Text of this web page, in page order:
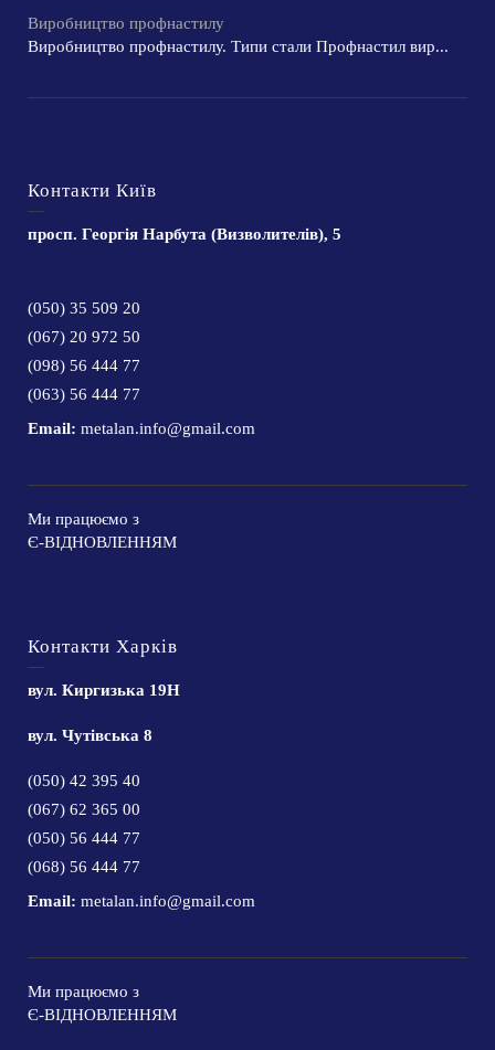
Виробництво профнастилу
Виробництво профнастилу. Типи стали Профнастил вир...
Контакти Київ
просп. Георгія Нарбута (Визволителів), 5
(050) 35 509 20
(067) 20 972 50
(098) 56 444 77
(063) 56 444 77
Email: metalan.info@gmail.com
Ми працюємо з
Є-ВІДНОВЛЕННЯМ
Контакти Харків
вул. Киргизька 19Н
вул. Чутівська 8
(050) 42 395 40
(067) 62 365 00
(050) 56 444 77
(068) 56 444 77
Email: metalan.info@gmail.com
Ми працюємо з
Є-ВІДНОВЛЕННЯМ